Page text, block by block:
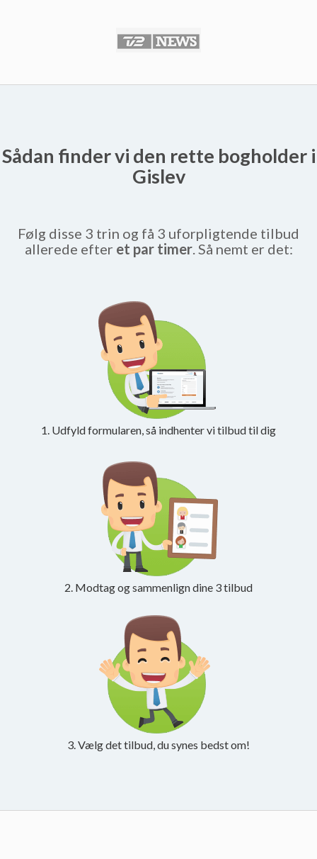
Sådan finder vi den rette bogholder i
Gislev
Følg disse 3 trin og få 3 uforpligtende tilbud
allerede efter et par timer. Så nemt er det:
1. Udfyld formularen, så indhenter vi tilbud til dig
2. Modtag og sammenlign dine 3 tilbud
3. Vælg det tilbud, du synes bedst om!